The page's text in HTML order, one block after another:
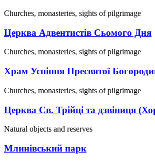
Churches, monasteries, sights of pilgrimage
Церква Адвентистів Сьомого Дня
Churches, monasteries, sights of pilgrimage
Храм Успіння Пресвятої
Churches, monasteries, sights of pilgrimage
Церква Св. Трійці та дзвіниця
Natural objects and reserves
Млинівський парк